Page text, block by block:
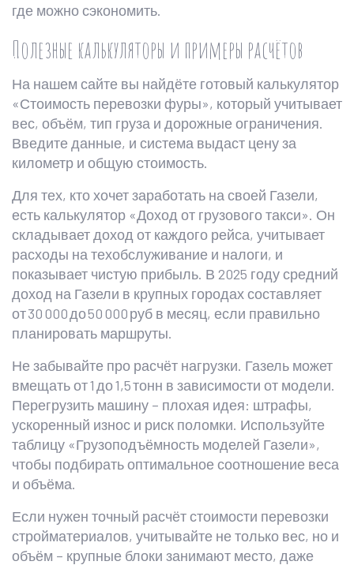
где можно сэкономить.
Полезные калькуляторы и примеры расчётов
На нашем сайте вы найдёте готовый калькулятор
«Стоимость перевозки фуры», который учитывает
вес, объём, тип груза и дорожные ограничения.
Введите данные, и система выдаст цену за
километр и общую стоимость.
Для тех, кто хочет заработать на своей Газели,
есть калькулятор «Доход от грузового такси». Он
складывает доход от каждого рейса, учитывает
расходы на техобслуживание и налоги, и
показывает чистую прибыль. В 2025 году средний
доход на Газели в крупных городах составляет
от 30 000 до 50 000 руб в месяц, если правильно
планировать маршруты.
Не забывайте про расчёт нагрузки. Газель может
вмещать от 1 до 1,5 тонн в зависимости от модели.
Перегрузить машину – плохая идея: штрафы,
ускоренный износ и риск поломки. Используйте
таблицу «Грузоподъёмность моделей Газели»,
чтобы подбирать оптимальное соотношение веса
и объёма.
Если нужен точный расчёт стоимости перевозки
стройматериалов, учитывайте не только вес, но и
объём – крупные блоки занимают место, даже